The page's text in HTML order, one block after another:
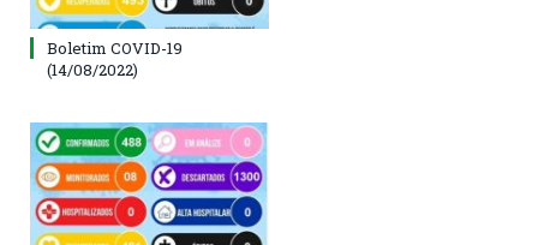
Boletim COVID-19
(14/08/2022)